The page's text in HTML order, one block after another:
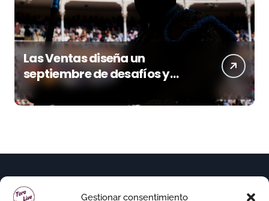
Gestionar consentimiento
Las Ventas diseña un
septiembre de desafíos y
variedad ganadera